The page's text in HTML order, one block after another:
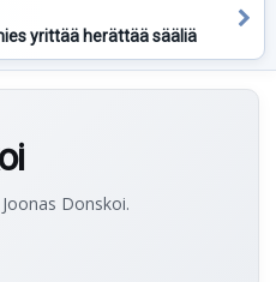
yrittää herättää sääliä
Donskoi.